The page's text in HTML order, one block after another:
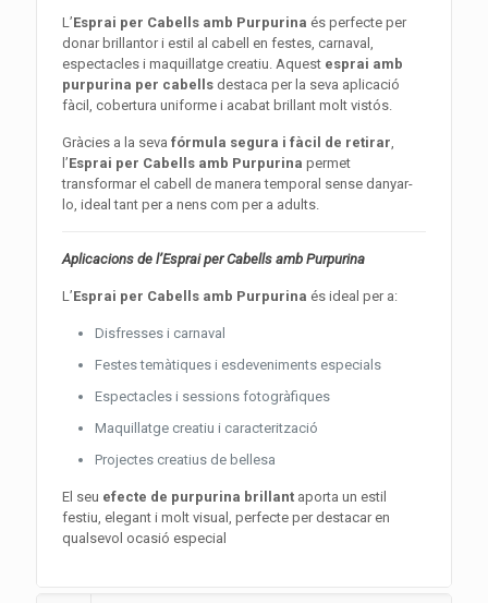
L’Esprai per Cabells amb Purpurina és perfecte per
donar brillantor i estil al cabell en festes, carnaval,
espectacles i maquillatge creatiu. Aquest esprai amb
purpurina per cabells destaca per la seva aplicació
fàcil, cobertura uniforme i acabat brillant molt vistós.
Gràcies a la sevafórmula segura i fàcil de retirar,
l’Esprai per Cabells amb Purpurina permet
transformar el cabell de manera temporal sense danyar-
lo, ideal tant per a nens com per a adults.
Aplicacions de l’Esprai per Cabells amb Purpurina
L’Esprai per Cabells amb Purpurina és ideal per a:
Disfresses i carnaval
Festes temàtiques i esdeveniments especials
Espectacles i sessions fotogràfiques
Maquillatge creatiu i caracterització
Projectes creatius de bellesa
El seu efecte de purpurina brillant aporta un estil
festiu, elegant i molt visual, perfecte per destacar en
qualsevol ocasió especial